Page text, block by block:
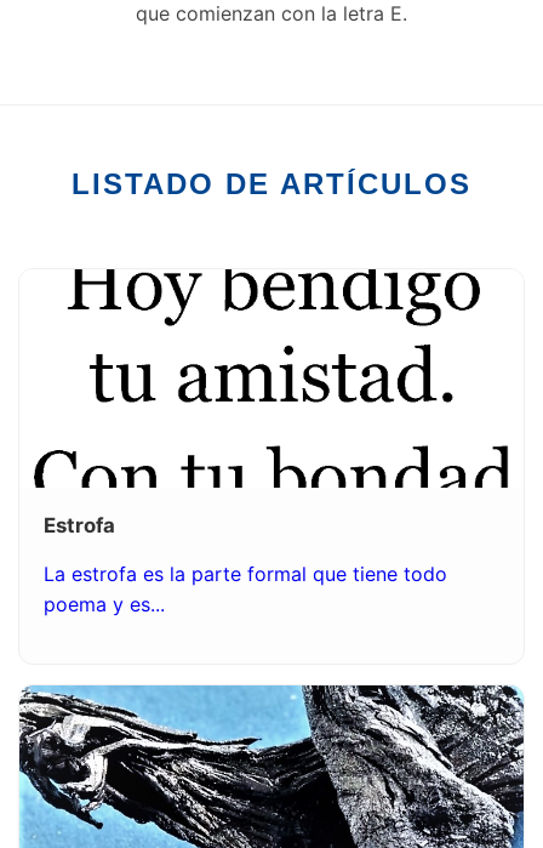
que comienzan con la letra E.
LISTADO DE ARTÍCULOS
Estrofa
La estrofa es la parte formal que tiene todo
poema y es...